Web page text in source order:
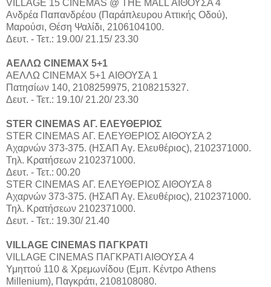
VILLAGE 15 CINEMAS @ THE MALL ΑΙΘΟΥΣΑ 4
Aνδρέα Παπανδρέου (Παράπλευρου Αττικής Οδού),
Μαρούσι, Θέση Ψαλίδι, 2106104100.
Δευτ. - Τετ.: 19.00/ 21.15/ 23.30
ΑΕΛΛΩ CINEMAX 5+1
ΑΕΛΛΩ CINEMAX 5+1 ΑΙΘΟΥΣΑ 1
Πατησίων 140, 2108259975, 2108215327.
Δευτ. - Τετ.: 19.10/ 21.20/ 23.30
STER CINEMAS ΑΓ. ΕΛΕΥΘΕΡΙΟΣ
STER CINEMAS ΑΓ. ΕΛΕΥΘΕΡΙΟΣ ΑΙΘΟΥΣΑ 2
Αχαρνών 373-375. (ΗΣΑΠ Αγ. Ελευθέριος), 2102371000.
Τηλ. Κρατήσεων 2102371000.
Δευτ. - Τετ.: 00.20
STER CINEMAS ΑΓ. ΕΛΕΥΘΕΡΙΟΣ ΑΙΘΟΥΣΑ 8
Αχαρνών 373-375. (ΗΣΑΠ Αγ. Ελευθέριος), 2102371000.
Τηλ. Κρατήσεων 2102371000.
Δευτ. - Τετ.: 19.30/ 21.40
VILLAGE CINEMAS ΠΑΓΚΡΑΤΙ
VILLAGE CINEMAS ΠΑΓΚΡΑΤΙ ΑΙΘΟΥΣΑ 4
Υμηττού 110 & Χρεμωνίδου (Εμπ. Κέντρο Athens
Millenium), Παγκράτι, 2108108080.